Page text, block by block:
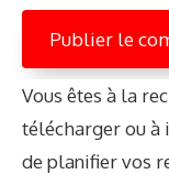
Vous êtes à la
télécharger ou à
de planifier vos